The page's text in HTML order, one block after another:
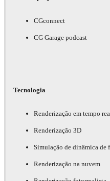
CGconnect
CG Garage podcast
Tecnologia
Renderização em tempo
Renderização 3D
Simulação de dinâmica de
Renderização na nuvem